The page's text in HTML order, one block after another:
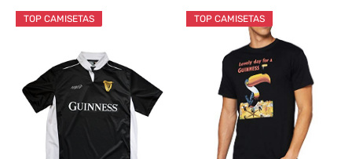
TOP CAMISETAS TOP CAMISETAS